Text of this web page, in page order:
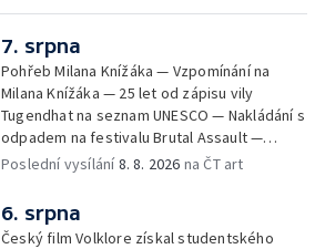
7. srpna
Pohřeb Milana Knížáka — Vzpomínání na
Milana Knížáka — 25 let od zápisu vily
Tugendhat na seznam UNESCO — Nakládání s
odpadem na festivalu Brutal Assault —
Koncert Marka Ztraceného na Letenské pláni
Poslední vysílání8. 8. 2026 na ČT art
6. srpna
Český film Volklore získal studentského